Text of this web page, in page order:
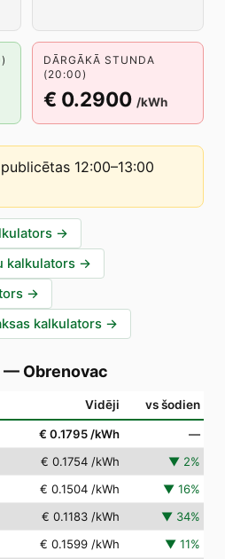
DĀRGĀKĀ STUNDA
(20:00)
€ 0.2900 /kWh
publicētas 12:00–13:00
→
kalkulators →
→
kalkulators →
— Obrenovac
Vidēji vs šodien
€ 0.1795 /kWh
—
€ 0.1754 /kWh ▼ 2%
€ 0.1504 /kWh ▼ 16%
€ 0.1183 /kWh ▼ 34%
€ 0.1599 /kWh ▼ 11%